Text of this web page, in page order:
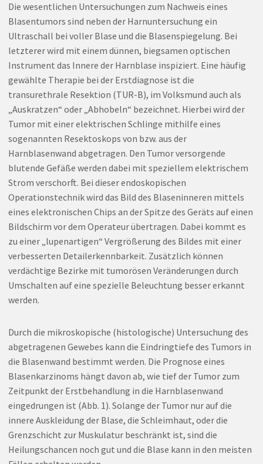
Die wesentlichen Untersuchungen zum Nachweis eines
Blasentumors sind neben der Harnuntersuchung ein
Ultraschall bei voller Blase und die Blasenspiegelung. Bei
letzterer wird mit einem dünnen, biegsamen optischen
Instrument das Innere der Harnblase inspiziert. Eine häufig
gewählte Therapie bei der Erstdiagnose ist die
transurethrale Resektion (TUR-B), im Volksmund auch als
„Auskratzen“ oder „Abhobeln“ bezeichnet. Hierbei wird der
Tumor mit einer elektrischen Schlinge mithilfe eines
sogenannten Resektoskops von bzw. aus der
Harnblasenwand abgetragen. Den Tumor versorgende
blutende Gefäße werden dabei mit speziellem elektrischem
Strom verschorft. Bei dieser endoskopischen
Operationstechnik wird das Bild des Blaseninneren mittels
eines elektronischen Chips an der Spitze des Geräts auf einen
Bildschirm vor dem Operateur übertragen. Dabei kommt es
zu einer „lupenartigen“ Vergrößerung des Bildes mit einer
verbesserten Detailerkennbarkeit. Zusätzlich können
verdächtige Bezirke mit tumorösen Veränderungen durch
Umschalten auf eine spezielle Beleuchtung besser erkannt
werden.
Durch die mikroskopische (histologische) Untersuchung des
abgetragenen Gewebes kann die Eindringtiefe des Tumors in
die Blasenwand bestimmt werden. Die Prognose eines
Blasenkarzinoms hängt davon ab, wie tief der Tumor zum
Zeitpunkt der Erstbehandlung in die Harnblasenwand
eingedrungen ist (Abb. 1). Solange der Tumor nur auf die
innere Auskleidung der Blase, die Schleimhaut, oder die
Grenzschicht zur Muskulatur beschränkt ist, sind die
Heilungschancen noch gut und die Blase kann in den meisten